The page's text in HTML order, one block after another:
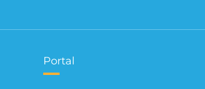
Portal